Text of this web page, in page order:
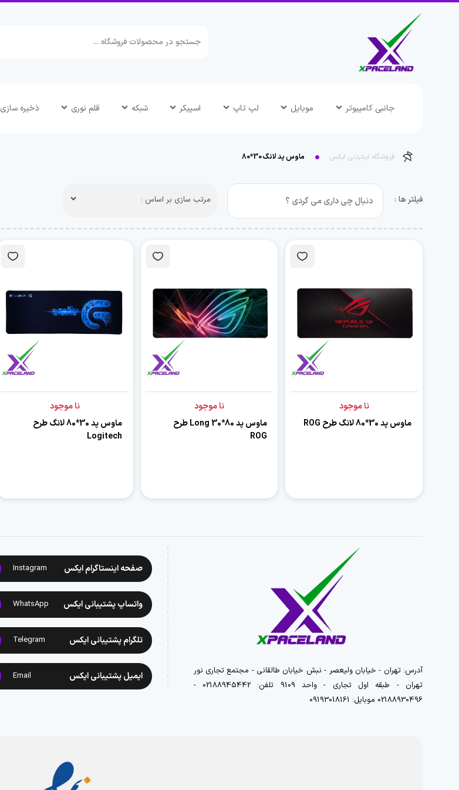
جانبی کامپیوتر موبایل لپ تاپ اسپیکر شبکه قلم نوری ذخیره سازی
فروشگاه اینترنتی ایکس ماوس پد لانگ 30*80
فیلتر ها : مرتب سازی بر اساس :
نا موجود
ماوس پد 30*80 لانگ طرح ROG
نا موجود
ماوس پد Long 30*80 طرح
ROG
نا موجود
ماوس پد 30*80 لانگ طرح
Logitech
آدرس: تهران - خیابان ولیعصر - نبش خیابان طالقانی - مجتمع تجاری نور
تهران - طبقه اول تجاری - واحد 9109 تلفن: 02188945442 -
02188930496 موبایل: 09193018161
صفحه اینستاگرام ایکس Instagram
واتساپ پشتیبانی ایکس WhatsApp
تلگرام پشتیبانی ایکس Telegram
ایمیل پشتیبانی ایکس Email